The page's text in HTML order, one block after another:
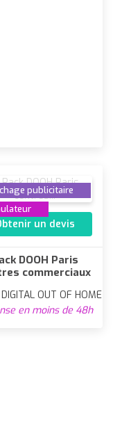
publicitaire
un devis
DOOH Paris
commerciaux
OUT OF HOME
en moins de 48h